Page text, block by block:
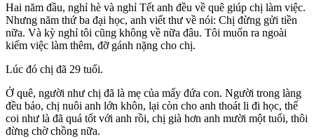
Hai năm đầu, nghỉ hè và nghỉ Tết anh đều về quê giúp chị làm việc.
Nhưng năm thứ ba đại học, anh viết thư về nói: Chị đừng gửi tiền
nữa. Và kỳ nghỉ tôi cũng không về nữa đâu. Tôi muốn ra ngoài
kiếm việc làm thêm, đỡ gánh nặng cho chị.
Lúc đó chị đã 29 tuổi.
Ở quê, người như chị đã là mẹ của mấy đứa con. Người trong làng
đều bảo, chị nuôi anh lớn khôn, lại còn cho anh thoát li đi học, thế
coi như là đã quá tốt với anh rồi, chị già hơn anh mười một tuổi, thôi
đừng chờ chồng nữa.